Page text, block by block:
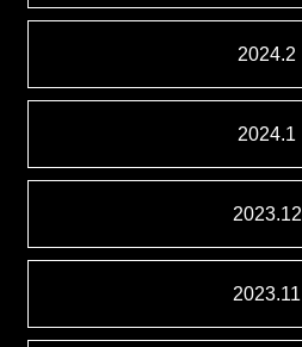
2024.2
2024.1
2023.12
2023.11